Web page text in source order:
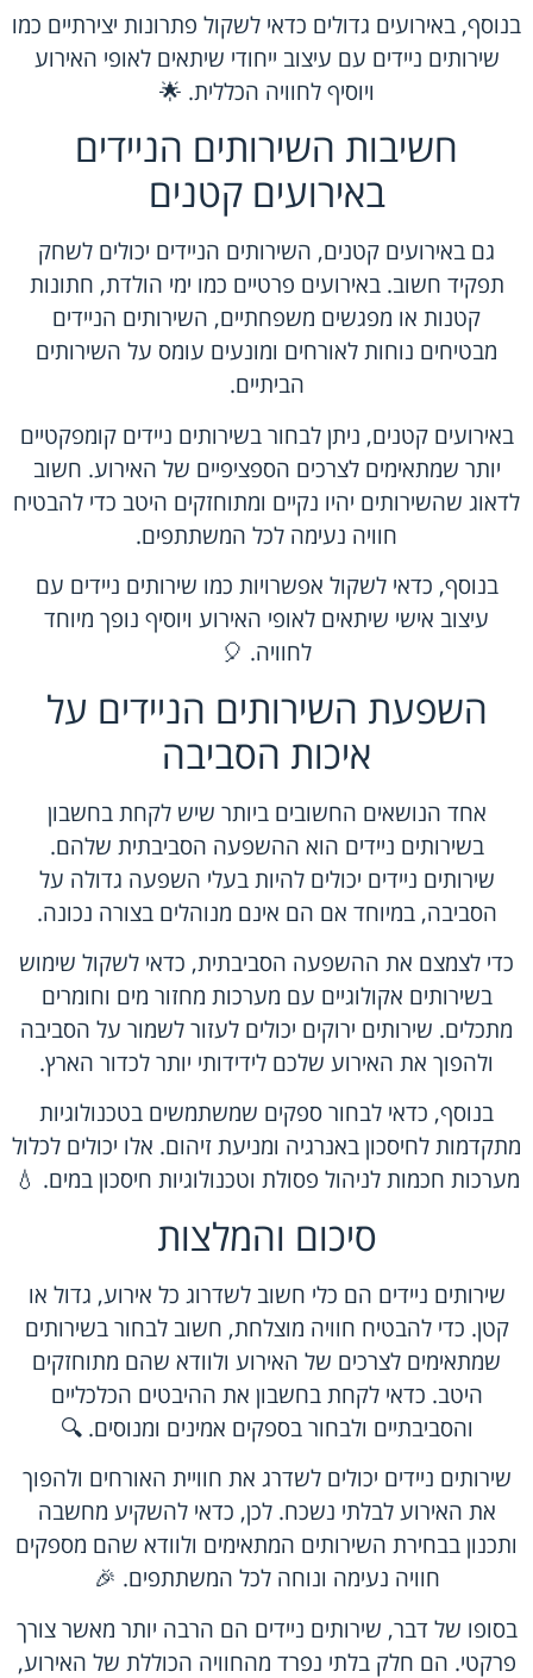
בנוסף, באירועים גדולים כדאי לשקול פתרונות יצירתיים כמו
שירותים ניידים עם עיצוב ייחודי שיתאים לאופי האירוע
ויוסיף לחוויה הכללית. 🌟
חשיבות השירותים הניידים
באירועים קטנים
גם באירועים קטנים, השירותים הניידים יכולים לשחק
תפקיד חשוב. באירועים פרטיים כמו ימי הולדת, חתונות
קטנות או מפגשים משפחתיים, השירותים הניידים
מבטיחים נוחות לאורחים ומונעים עומס על השירותים
הביתיים.
באירועים קטנים, ניתן לבחור בשירותים ניידים קומפקטיים
יותר שמתאימים לצרכים הספציפיים של האירוע. חשוב
לדאוג שהשירותים יהיו נקיים ומתוחזקים היטב כדי להבטיח
חוויה נעימה לכל המשתתפים.
בנוסף, כדאי לשקול אפשרויות כמו שירותים ניידים עם
עיצוב אישי שיתאים לאופי האירוע ויוסיף נופך מיוחד
לחוויה. 🎈
השפעת השירותים הניידים על
איכות הסביבה
אחד הנושאים החשובים ביותר שיש לקחת בחשבון
בשירותים ניידים הוא ההשפעה הסביבתית שלהם.
שירותים ניידים יכולים להיות בעלי השפעה גדולה על
הסביבה, במיוחד אם הם אינם מנוהלים בצורה נכונה.
כדי לצמצם את ההשפעה הסביבתית, כדאי לשקול שימוש
בשירותים אקולוגיים עם מערכות מחזור מים וחומרים
מתכלים. שירותים ירוקים יכולים לעזור לשמור על הסביבה
ולהפוך את האירוע שלכם לידידותי יותר לכדור הארץ.
בנוסף, כדאי לבחור ספקים שמשתמשים בטכנולוגיות
מתקדמות לחיסכון באנרגיה ומניעת זיהום. אלו יכולים לכלול
מערכות חכמות לניהול פסולת וטכנולוגיות חיסכון במים. 💧
סיכום והמלצות
שירותים ניידים הם כלי חשוב לשדרוג כל אירוע, גדול או
קטן. כדי להבטיח חוויה מוצלחת, חשוב לבחור בשירותים
שמתאימים לצרכים של האירוע ולוודא שהם מתוחזקים
היטב. כדאי לקחת בחשבון את ההיבטים הכלכליים
והסביבתיים ולבחור בספקים אמינים ומנוסים. 🔍
שירותים ניידים יכולים לשדרג את חוויית האורחים ולהפוך
את האירוע לבלתי נשכח. לכן, כדאי להשקיע מחשבה
ותכנון בבחירת השירותים המתאימים ולוודא שהם מספקים
חוויה נעימה ונוחה לכל המשתתפים. 🎉
בסופו של דבר, שירותים ניידים הם הרבה יותר מאשר צורך
פרקטי. הם חלק בלתי נפרד מהחוויה הכוללת של האירוע,